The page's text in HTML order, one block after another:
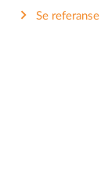
Se referanse